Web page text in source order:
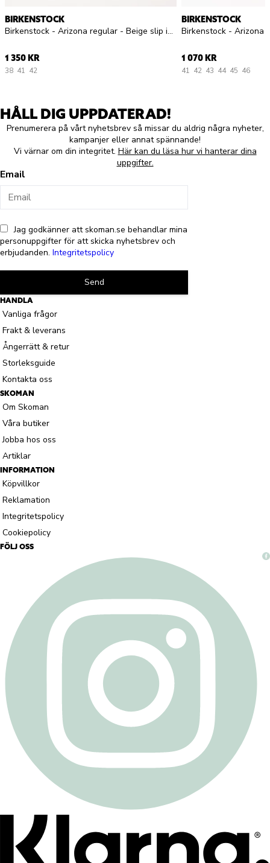
BIRKENSTOCK
Birkenstock - Arizona regular - Beige slip in sandaler
1 350 KR
38 41 42
BIRKENSTOCK
1 070 KR
41 42 43 44 45 46
HÅLL DIG UPPDATERAD!
Prenumerera på vårt nyhetsbrev så missar du aldrig några nyheter,
kampanjer eller annat spännande!
Vi värnar om din integritet. Här kan du läsa hur vi hanterar dina
uppgifter.
Email
Jag godkänner att skoman.se behandlar mina
personuppgifter för att skicka nyhetsbrev och
erbjudanden. Integritetspolicy
Send
HANDLA
Vanliga frågor
Frakt & leverans
Ångerrätt & retur
Storleksguide
Kontakta oss
SKOMAN
Om Skoman
Våra butiker
Jobba hos oss
Artiklar
INFORMATION
Köpvillkor
Reklamation
Integritetspolicy
Cookiepolicy
FÖLJ OSS